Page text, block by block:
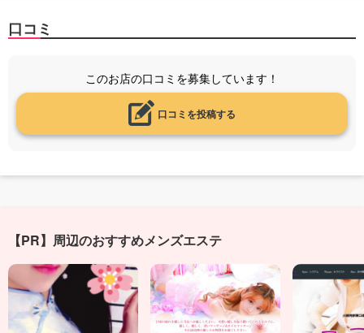
口コミ
このお店の口コミを募集しています！
口コミを投稿する
【PR】周辺のおすすめメンズエステ